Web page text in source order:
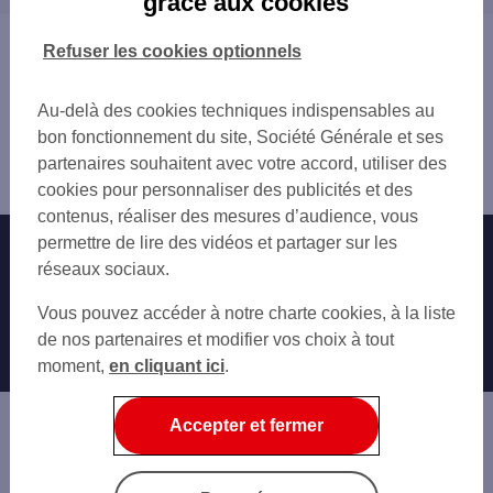
LILLE RIHOUR
LILLE 312 RUE LEON GAMBETTA
LILLE NOUVELLE AVENTURE
LILLE 9 PL DU GAL DE GAULLE
GARE SNCF LILLE FLANDRE
LILLE ESPACE PRO
LILLE SLAT 1-2-3
LILLE SLAT 2-3
LILLE 38 RUE NATIONALE
LILLE 33 AV LE CORBUSIER
LILLE R MARQUILLIES
LILLE VAUBAN
MONS-EN-BAROEUL
FACHES-THUMESNIL
LAMBERSART
WATTIGNIES
SAINT-ANDRÉ-LEZ-LILLE
VILLENEUVE-D'ASCQ
MARCQ-EN-BAROEUL
MARQUETTE-LEZ-LILLE
WASQUEHAL
CROIX
SECLIN
BONDUES
MOUVAUX
ROUBAIX
Vous êtes ici : Accueil
Lille
Distributeur/automate MATCH LILLE
Nos engagements Nous contacter
Autres sites SG
Professionnels
Entreprises
Associations
Banque privée
Informations légales
Au-delà des cookies techniques indispensables au
bon fonctionnement du site, Société Générale et ses
partenaires souhaitent avec votre accord, utiliser des
cookies pour personnaliser des publicités et des
contenus, réaliser des mesures d’audience, vous
permettre de lire des vidéos et partager sur les
réseaux sociaux.
Vous pouvez accéder à notre charte cookies, à la liste
de nos partenaires et modifier vos choix à tout
moment, en cliquant ici.
Refuser les cookies optionnels
Accepter et fermer